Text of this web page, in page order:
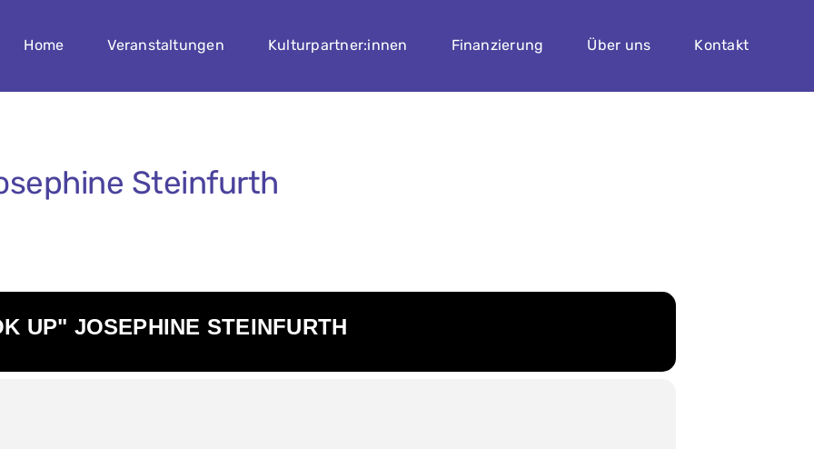
Home Veranstaltungen Kulturpartner:innen Finanzierung Über uns Kontakt
Steinfurth
UP" JOSEPHINE STEINFURTH